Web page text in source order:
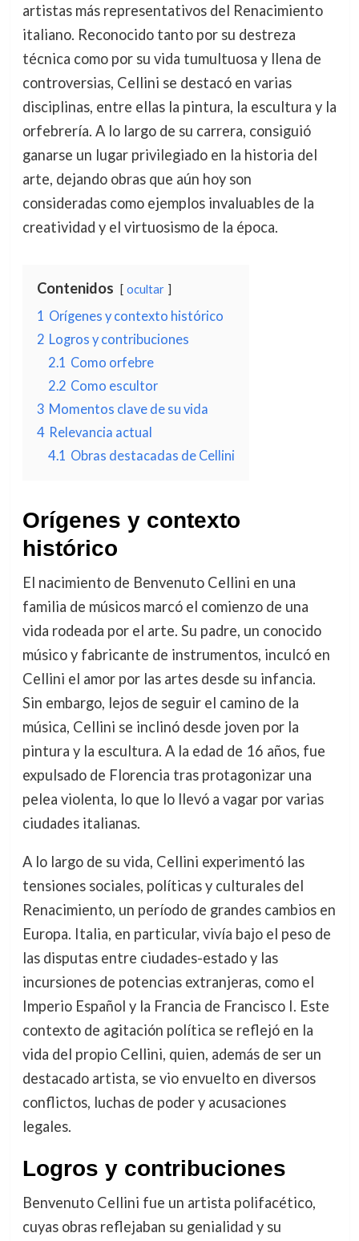
artistas más representativos del Renacimiento
italiano. Reconocido tanto por su destreza
técnica como por su vida tumultuosa y llena de
controversias, Cellini se destacó en varias
disciplinas, entre ellas la pintura, la escultura y la
orfebrería. A lo largo de su carrera, consiguió
ganarse un lugar privilegiado en la historia del
arte, dejando obras que aún hoy son
consideradas como ejemplos invaluables de la
creatividad y el virtuosismo de la época.
Contenidos ocultar
1 Orígenes y contexto histórico
2 Logros y contribuciones
2.1 Como orfebre
2.2 Como escultor
3 Momentos clave de su vida
4 Relevancia actual
4.1 Obras destacadas de Cellini
Orígenes y contexto
histórico
El nacimiento de Benvenuto Cellini en una
familia de músicos marcó el comienzo de una
vida rodeada por el arte. Su padre, un conocido
músico y fabricante de instrumentos, inculcó en
Cellini el amor por las artes desde su infancia.
Sin embargo, lejos de seguir el camino de la
música, Cellini se inclinó desde joven por la
pintura y la escultura. A la edad de 16 años, fue
expulsado de Florencia tras protagonizar una
pelea violenta, lo que lo llevó a vagar por varias
ciudades italianas.
A lo largo de su vida, Cellini experimentó las
tensiones sociales, políticas y culturales del
Renacimiento, un período de grandes cambios en
Europa. Italia, en particular, vivía bajo el peso de
las disputas entre ciudades-estado y las
incursiones de potencias extranjeras, como el
Imperio Español y la Francia de Francisco I. Este
contexto de agitación política se reflejó en la
vida del propio Cellini, quien, además de ser un
destacado artista, se vio envuelto en diversos
conflictos, luchas de poder y acusaciones
legales.
Logros y contribuciones
Benvenuto Cellini fue un artista polifacético,
cuyas obras reflejaban su genialidad y su